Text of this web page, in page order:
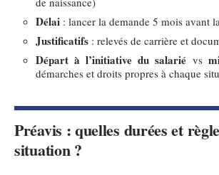
Délai : lancer la demande 5 mois avant
Justificatifs : relevés de carrière et
Départ à l’initiative du salarié vs
démarches et droits propres à chaque
Préavis : quelles durées et
situation ?